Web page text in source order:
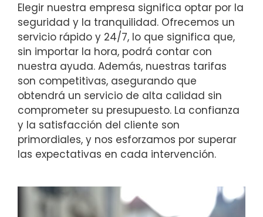
Elegir nuestra empresa significa optar por la
seguridad y la tranquilidad. Ofrecemos un
servicio rápido y 24/7, lo que significa que,
sin importar la hora, podrá contar con
nuestra ayuda. Además, nuestras tarifas
son competitivas, asegurando que
obtendrá un servicio de alta calidad sin
comprometer su presupuesto. La confianza
y la satisfacción del cliente son
primordiales, y nos esforzamos por superar
las expectativas en cada intervención.